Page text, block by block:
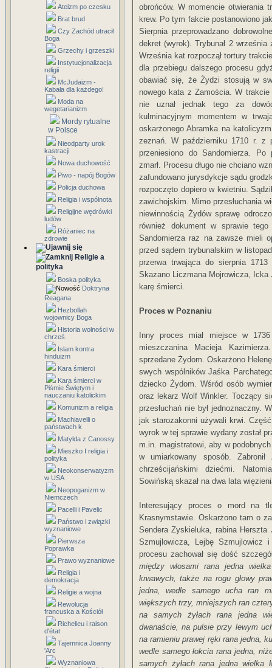
Ateizm po czesku
Brat brud
Czy Zachód utracił
Boga
Grzechy i grzeszki
Instytucjonalizacja
religii
McJudaizm -
Kabała dla każdego!
Moda na
wegetarianizm
Mordy rytualne
w Polsce
Nieodparty urok
kastracji
Nowa duchowość
Piwo - napój Bogów
Policja duchowa
Religia i wspólnota
Religijne wędrówki
ludów
Różaniec na
zdrowie
Religie a
polityka
Boska polityka
Doktryna
Reagana
Hezbollah
wojownicy Boga
Historia wolności w
chrześ.
Islam kontra
hinduizm
Kara śmierci
Kara śmierci w
Piśmie Świętym i
nauczaniu katolickim
Komunizm a religia
Machiavelli o
państwach k
Matylda z Canossy
Mieszko I religia i
polityka
Neokonserwatyzm
w USA
Neopoganizm w
Niemczech
Pacelli i Pavelic
Państwo i związki
wyznaniowe
Pierwsza
Poprawka
Prawo wyznaniowe
Religia i
demokracja
Religie a wojna
Rewolucja
francuska a Kościół
Richelieu i raison
d'état
Tajemnica Joanny
'Arc
Wyznaniowa
obrońców. W momencie otwierania
krew. Po tym fakcie postanowiono
Sierpnia przeprowadzano
dekret (wyrok). Trybunał 2
Września kat rozpoczął tortury
dla przebiegu dalszego procesu
obawiać się, że Żydzi stosują w
nowego kata z Zamościa. W
nie uznał jednak tego za
kulminacyjnym momentem w
oskarżonego Abramka na
zeznań. W październiku 1710 r. z
przeniesiono do Sandomierza. Po
zmarł. Procesu długo nie chciano
zafundowano jurysdykcje sądu
rozpoczęto dopiero w kwietniu.
zawichojskim. Mimo przesłuchania
niewinnością Żydów sprawę
również dokument w sprawie
Sandomierza raz na zawsze mieli
przed sądem trybunalskim w
przerwa trwająca do sierpnia
Skazano Liczmana Mojrowicza,
karę śmierci.
Proces w Poznaniu
Inny proces miał miejsce w
mieszczanina Macieja
sprzedane Żydom. Oskarżono
swych wspólników Jaśka
dziecko Żydom. Wśród osób
oraz lekarz Wolf Winkler. Toczący
przesłuchań nie był jednoznaczny.
jak starozakonni używali krwi.
wyrok w tej sprawie wydany został
m.in. magistratowi, aby w
w umiarkowany sposób.
chrześcijańskimi dziećmi.
Sowińską skazał na dwa lata
Interesujący proces o mord na
Krasnymstawie. Oskarżono tam o
Sendera Zyskieluka, rabina
Szmujlowicza, Lejbę Szmujlowicz
procesu zachował się dość
między wlosami rana jedna
krwawych, także na rogu głowy
jedna, wedle samego ucha ran
większych trzy, mniejszych ran
na samych żyłach rana jedna
dwanaście, na pulsie przy lewym
na ramieniu prawej ręki rana jedna,
wedle samego łokcia rana jedna,
samych żyłach rana jedna wielka